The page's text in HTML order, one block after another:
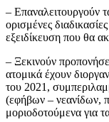
– Επαναλειτουργούν
ορισμένες
εξειδίκευση που θα
– Ξεκινούν
ατομικά έχουν
του 2021,
(εφήβων – νεανίδων,
μοριοδοτούμενα για